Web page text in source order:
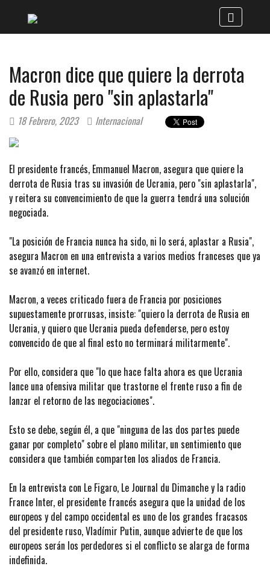
Macron dice que quiere la derrota
de Rusia pero "sin aplastarla"
18 Febrero, 2023 Internacional
El presidente francés, Emmanuel Macron, asegura que quiere la
derrota de Rusia tras su invasión de Ucrania, pero "sin aplastarla",
y reitera su convencimiento de que la guerra tendrá una solución
negociada.
"La posición de Francia nunca ha sido, ni lo será, aplastar a Rusia",
asegura Macron en una entrevista a varios medios franceses que ya
se avanzó en internet.
Macron, a veces criticado fuera de Francia por posiciones
supuestamente prorrusas, insiste: "quiero la derrota de Rusia en
Ucrania, y quiero que Ucrania pueda defenderse, pero estoy
convencido de que al final esto no terminará militarmente".
Por ello, considera que "lo que hace falta ahora es que Ucrania
lance una ofensiva militar que trastorne el frente ruso a fin de
lanzar el retorno de las negociaciones".
Esto se debe, según él, a que "ninguna de las dos partes puede
ganar por completo" sobre el plano militar, un sentimiento que
considera que también comparten los aliados de Francia.
En la entrevista con Le Figaro, Le Journal du Dimanche y la radio
France Inter, el presidente francés asegura que la unidad de los
europeos y del campo occidental es uno de los grandes fracasos
del presidente ruso, Vladímir Putin, aunque advierte de que los
europeos serán los perdedores si el conflicto se alarga de forma
indefinida.